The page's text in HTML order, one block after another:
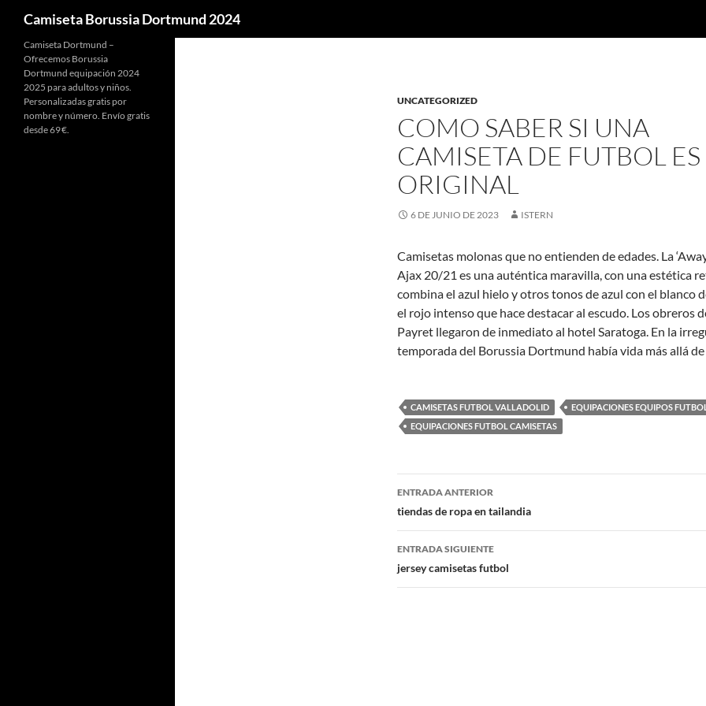
Camiseta Borussia Dortmund 2024
UNCATEGORIZED
COMO SABER SI UNA
CAMISETA DE FUTBOL ES
ORIGINAL
6 DE JUNIO DE 2023 ISTERN
Camisetas molonas que no entienden de edades. La
Ajax 20/21 es una auténtica maravilla, con una estética
combina el azul hielo y otros tonos de azul con el blanco
el rojo intenso que hace destacar al escudo. Los obreros
Payret llegaron de inmediato al hotel Saratoga. En la
temporada del Borussia Dortmund había vida más allá
CAMISETAS FUTBOL VALLADOLID
EQUIPACIONES EQUIPOS
EQUIPACIONES FUTBOL CAMISETAS
Navegación
de
entradas
ENTRADA ANTERIOR
tiendas de ropa en tailandia
ENTRADA SIGUIENTE
jersey camisetas futbol
Camiseta Dortmund –
Ofrecemos Borussia
Dortmund equipación 2024
2025 para adultos y niños.
Personalizadas gratis por
nombre y número. Envío gratis
desde 69 €.